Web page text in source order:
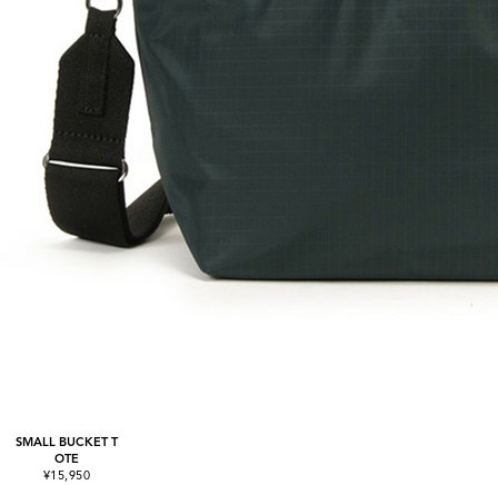
SMALL BUCKET T
OTE
¥15,950